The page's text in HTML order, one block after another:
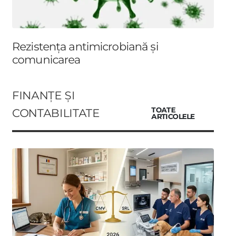
Rezistența antimicrobiană și
comunicarea
FINANȚE ȘI
CONTABILITATE
TOATE
ARTICOLELE